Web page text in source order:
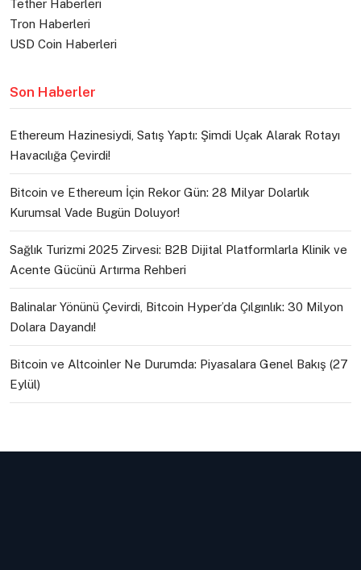
Tether Haberleri
Tron Haberleri
USD Coin Haberleri
Son Haberler
Ethereum Hazinesiydi, Satış Yaptı: Şimdi Uçak Alarak Rotayı
Havacılığa Çevirdi!
Bitcoin ve Ethereum İçin Rekor Gün: 28 Milyar Dolarlık
Kurumsal Vade Bugün Doluyor!
Sağlık Turizmi 2025 Zirvesi: B2B Dijital Platformlarla Klinik ve
Acente Gücünü Artırma Rehberi
Balinalar Yönünü Çevirdi, Bitcoin Hyper’da Çılgınlık: 30 Milyon
Dolara Dayandı!
Bitcoin ve Altcoinler Ne Durumda: Piyasalara Genel Bakış (27
Eylül)